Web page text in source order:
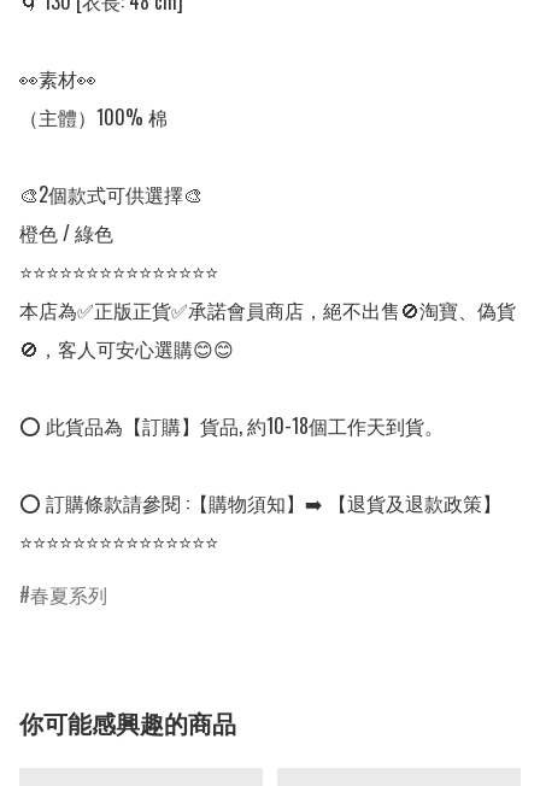
👀素材👀
（主體）100% 棉
🎨2個款式可供選擇🎨
橙色 / 綠色
⭐⭐⭐⭐⭐⭐⭐⭐⭐⭐⭐⭐⭐⭐⭐
本店為✅正版正貨✅承諾會員商店，絕不出售🚫淘寶、偽貨
🚫，客人可安心選購😊😊
⭕ 此貨品為【訂購】貨品, 約10-18個工作天到貨。
⭕ 訂購條款請參閱 :【購物須知】➡️ 【退貨及退款政策】
⭐⭐⭐⭐⭐⭐⭐⭐⭐⭐⭐⭐⭐⭐⭐
春夏系列
你可能感興趣的商品